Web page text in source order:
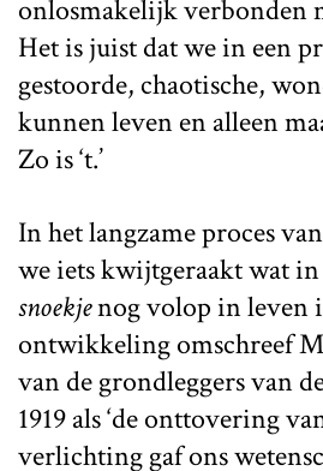
onlosmakelijk verbonden
Het is juist dat we in een
gestoorde, chaotische,
kunnen leven en alleen
Zo is ‘t.’
In het langzame proces
we iets kwijtgeraakt wat in
snoekjenog volop in leven
ontwikkeling omschreef
van de grondleggers van
1919 als ‘de onttovering
verlichting gaf ons